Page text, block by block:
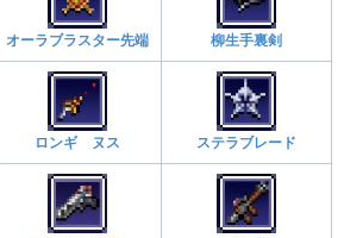
オーラブラスター先端 柳生手裏剣
ロンギ ヌス ステラブレード